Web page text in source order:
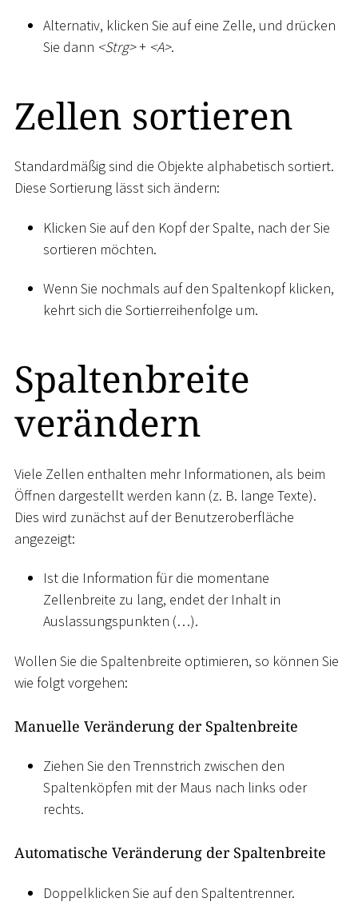
Alternativ, klicken Sie auf eine Zelle, und drücken
Sie dann <Strg>+ <A>.
Zellen sortieren
Standardmäßig sind die Objekte alphabetisch sortiert.
Diese Sortierung lässt sich ändern:
Klicken Sie auf den Kopf der Spalte, nach der Sie
sortieren möchten.
Wenn Sie nochmals auf den Spaltenkopf klicken,
kehrt sich die Sortierreihenfolge um.
Spaltenbreite
verändern
Viele Zellen enthalten mehr Informationen, als beim
Öffnen dargestellt werden kann (z. B. lange Texte).
Dies wird zunächst auf der Benutzeroberfläche
angezeigt:
Ist die Information für die momentane
Zellenbreite zu lang, endet der Inhalt in
Auslassungspunkten (…).
Wollen Sie die Spaltenbreite optimieren, so können Sie
wie folgt vorgehen:
Manuelle Veränderung der Spaltenbreite
Ziehen Sie den Trennstrich zwischen den
Spaltenköpfen mit der Maus nach links oder
rechts.
Automatische Veränderung der Spaltenbreite
Doppelklicken Sie auf den Spaltentrenner.